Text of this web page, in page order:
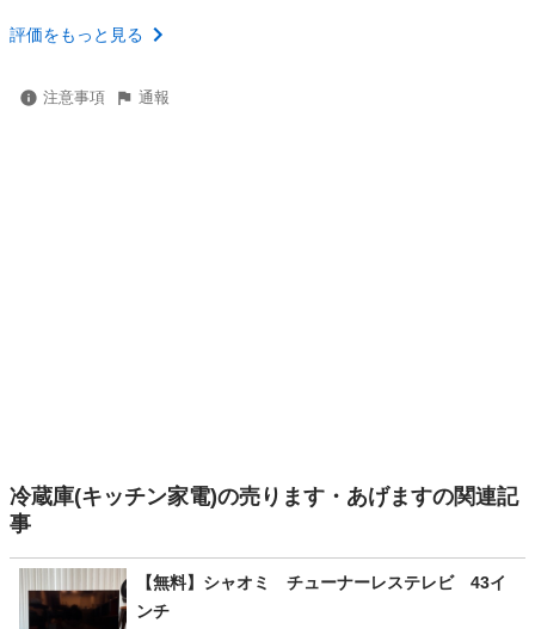
評価をもっと見る
注意事項 通報
冷蔵庫(キッチン家電)の売ります・あげますの関連記
事
【無料】シャオミ チューナーレステレビ 43イ
ンチ